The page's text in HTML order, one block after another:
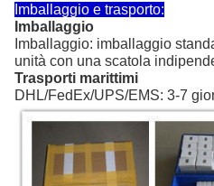
Imballaggio e trasporto:
Imballaggio
Imballaggio: imballaggio
unità con una scatola
Trasporti marittimi
DHL/FedEx/UPS/EMS: 3-7